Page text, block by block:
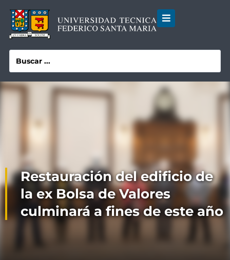
Restauración del edificio de
la ex Bolsa de Valores
culminará a fines de este año